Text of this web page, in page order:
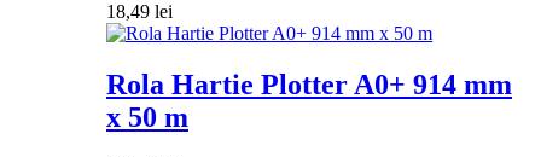
18,49 lei
Rola Hartie Plotter A0+ 914 mm
x 50 m